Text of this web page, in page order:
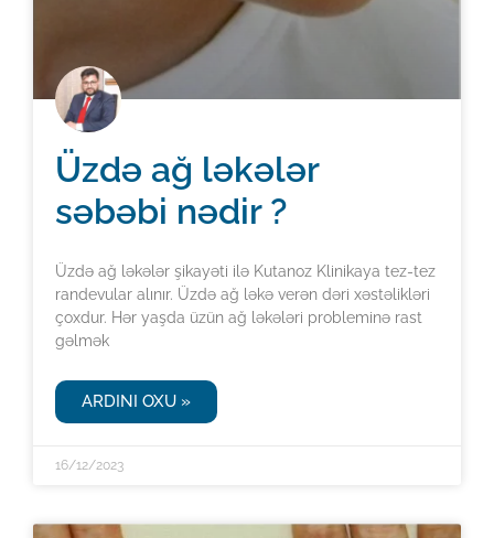
Üzdə ağ ləkələr
səbəbi nədir ?
Üzdə ağ ləkələr şikayəti ilə Kutanoz Klinikaya tez-tez
randevular alınır. Üzdə ağ ləkə verən dəri xəstəlikləri
çoxdur. Hər yaşda üzün ağ ləkələri probleminə rast
gəlmək
ARDINI OXU »
16/12/2023